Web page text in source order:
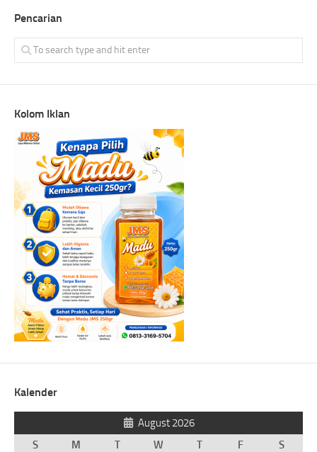
Pencarian
Kolom Iklan
Kalender
August 2026
S
M T W T F
S